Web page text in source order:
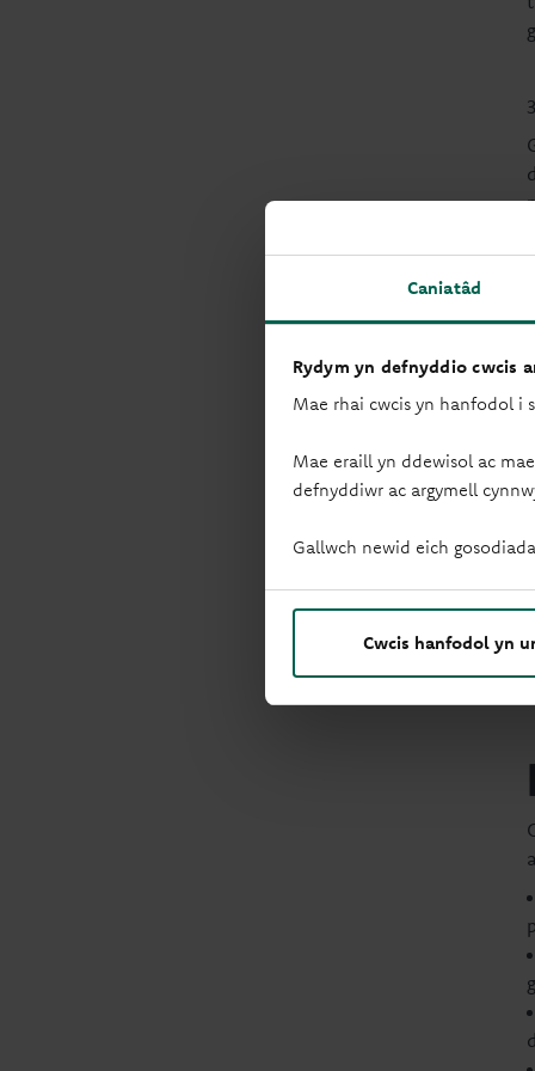
Caniatâd
Rydym yn defnyddio cwcis
Mae rhai cwcis yn hanfodol i
Mae eraill yn ddewisol ac
defnyddiwr ac argymell
Gallwch newid eich
Cwcis hanfodol yn